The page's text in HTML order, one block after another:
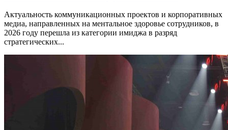
Актуальность коммуникационных проектов и корпоративных
медиа, направленных на ментальное здоровье сотрудников, в
2026 году перешла из категории имиджа в разряд
стратегических...